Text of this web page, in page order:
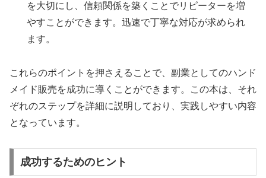
を大切にし、信頼関係を築くことでリピーターを増
やすことができます。迅速で丁寧な対応が求められ
ます。
これらのポイントを押さえることで、副業としてのハンド
メイド販売を成功に導くことができます。この本は、それ
ぞれのステップを詳細に説明しており、実践しやすい内容
となっています。
成功するためのヒント